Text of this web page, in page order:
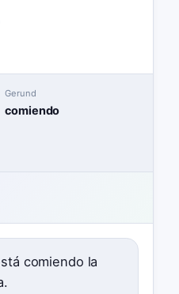
Gerund
comiendo
comiendo la